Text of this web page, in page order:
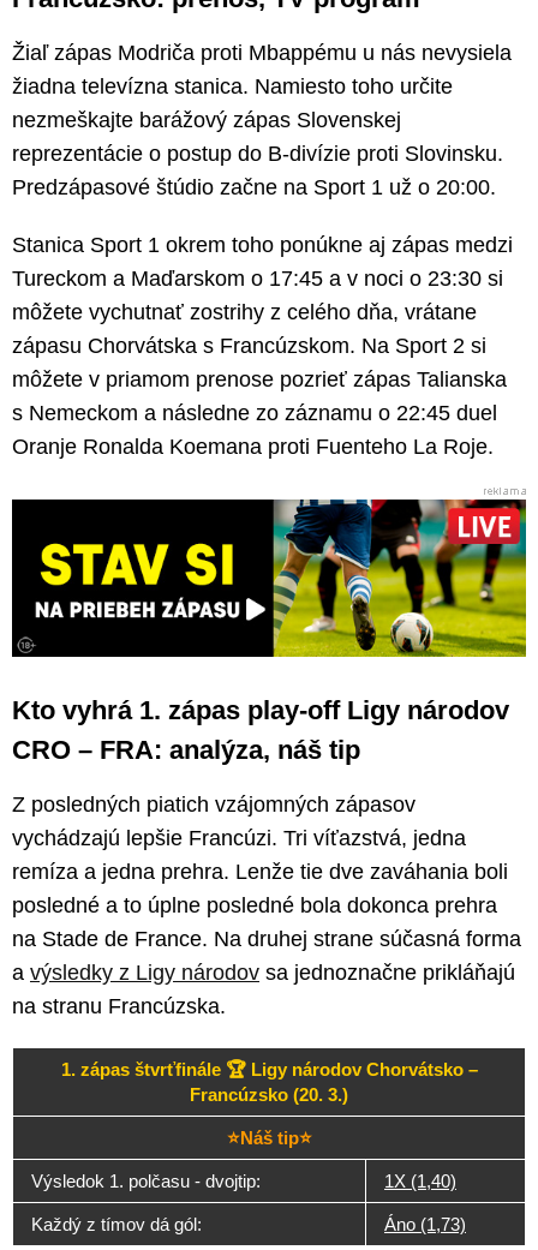
Žiaľ zápas Modriča proti Mbappému u nás nevysiela
žiadna televízna stanica. Namiesto toho určite
nezmeškajte barážový zápas Slovenskej
reprezentácie o postup do B-divízie proti Slovinsku.
Predzápasové štúdio začne na Sport 1 už o 20:00.
Stanica Sport 1 okrem toho ponúkne aj zápas medzi
Tureckom a Maďarskom o 17:45 a v noci o 23:30 si
môžete vychutnať zostrihy z celého dňa, vrátane
zápasu Chorvátska s Francúzskom. Na Sport 2 si
môžete v priamom prenose pozrieť zápas Talianska
s Nemeckom a následne zo záznamu o 22:45 duel
Oranje Ronalda Koemana proti Fuenteho La Roje.
Kto vyhrá 1. zápas play-off Ligy národov
CRO – FRA: analýza, náš tip
Z posledných piatich vzájomných zápasov
vychádzajú lepšie Francúzi. Tri víťazstvá, jedna
remíza a jedna prehra. Lenže tie dve zaváhania boli
posledné a to úplne posledné bola dokonca prehra
na Stade de France. Na druhej strane súčasná forma
a výsledky z Ligy národov sa jednoznačne prikláňajú
na stranu Francúzska.
1. zápas štvrťfinále 🏆 Ligy národov Chorvátsko –
Francúzsko (20. 3.)
⭐Náš tip⭐
Výsledok 1. polčasu - dvojtip: 1X (1,40)
Každý z tímov dá gól: Áno (1,73)